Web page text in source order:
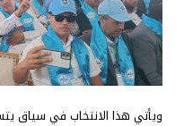
ويأتي هذا الانتخاب في سياق